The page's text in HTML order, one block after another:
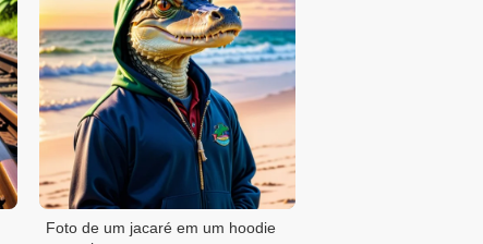
Foto de um jacaré em um hoodie